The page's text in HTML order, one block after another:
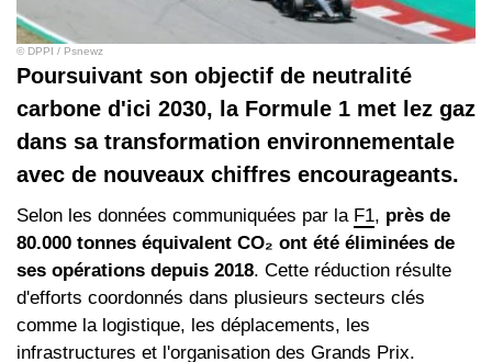
© DPPI / Psnewz
Poursuivant son objectif de neutralité
carbone d'ici 2030, la Formule 1 met lez gaz
dans sa transformation environnementale
avec de nouveaux chiffres encourageants.
Selon les données communiquées par la F1, près de
80.000 tonnes équivalent CO₂ ont été éliminées de
ses opérations depuis 2018. Cette réduction résulte
d'efforts coordonnés dans plusieurs secteurs clés
comme la logistique, les déplacements, les
infrastructures et l'organisation des Grands Prix.